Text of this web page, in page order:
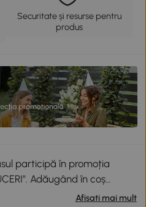
Securitate și resurse pentru
produs
participă în promoția
Adăugând în coș
totală de peste 799 lei,
Afisati mai mult